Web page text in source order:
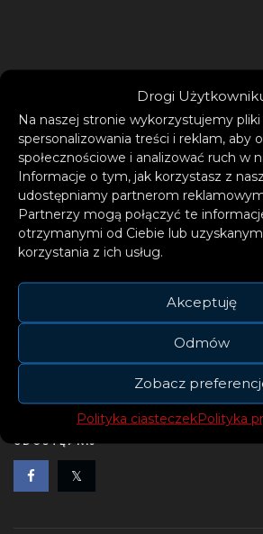
Drogi
Na naszej stronie wykorzystujemy
spersonalizowania treści i reklam, aby
społecznościowe i analizować ruch w
Informacje o tym, jak korzystasz z
udostępniamy partnerom
Partnerzy mogą połączyć te
otrzymanymi od Ciebie lub
korzystania z ich usług.
Akceptuję
Odmów
Zobacz
Polityka ciasteczekPolityka
Bój się Boga
UDOSTĘPNIJ